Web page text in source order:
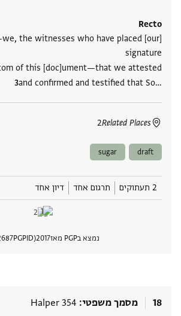
Recto
the witnesses who have placed [our]
signature
of this [doc]ument—that we attested
and confirmed and testified that So‮…
Related Places
2
draft
sugar
2 תעתוקים תרגום אחד דיון אחד
נמצא בPGP מאז 2017
PGPID
18 מסמך משפטי Halper 354